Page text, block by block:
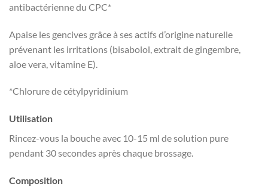
antibactérienne du CPC*
Apaise les gencives grâce à ses actifs d’origine naturelle
prévenant les irritations (bisabolol, extrait de gingembre,
aloe vera, vitamine E).
*Chlorure de cétylpyridinium
Utilisation
Rincez-vous la bouche avec 10-15 ml de solution pure
pendant 30 secondes après chaque brossage.
Composition